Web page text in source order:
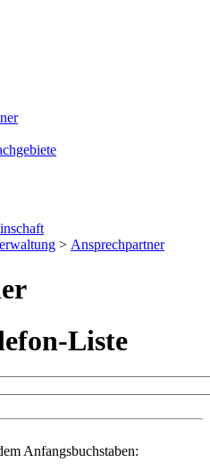
> Ansprechpartner
Liste
Anfangsbuchstaben: